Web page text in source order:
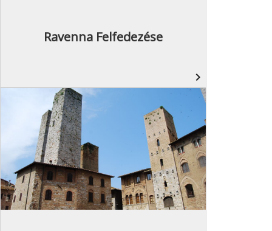
Ravenna Felfedezése
navigate_next